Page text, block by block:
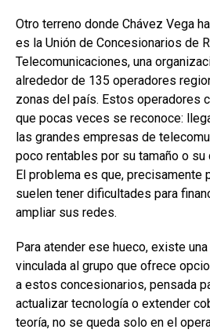
Otro terreno donde Chávez Vega
es la Unión de Concesionarios de
Telecomunicaciones, una
alrededor de 135 operadores
zonas del país. Estos operadores
que pocas veces se reconoce:
las grandes empresas de
poco rentables por su tamaño o
El problema es que, precisamente
suelen tener dificultades para
ampliar sus redes.
Para atender ese hueco, existe
vinculada al grupo que ofrece
a estos concesionarios, pensada
actualizar tecnología o extender
teoría, no se queda solo en el